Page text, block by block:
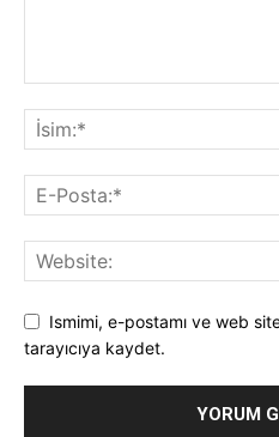
Ismimi, e-postamı ve web
tarayıcıya kaydet.